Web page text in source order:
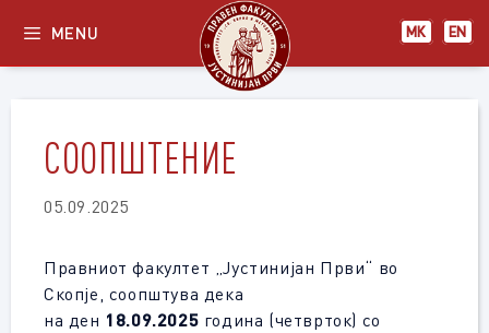
content
МК EN
MENU
СООПШТЕНИЕ
05.09.2025
Правниот факултет „Јустинијан Први“ во
Скопје, соопштува дека
на ден 18.09.2025 година (четврток) со